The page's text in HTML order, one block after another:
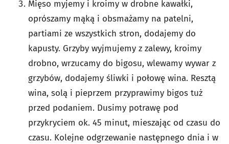
Mięso myjemy i kroimy w drobne kawałki,
oprószamy mąką i obsmażamy na patelni,
partiami ze wszystkich stron, dodajemy do
kapusty. Grzyby wyjmujemy z zalewy, kroimy
drobno, wrzucamy do bigosu, wlewamy wywar z
grzybów, dodajemy śliwki i połowę wina. Resztą
wina, solą i pieprzem przyprawimy bigos tuż
przed podaniem. Dusimy potrawę pod
przykryciem ok. 45 minut, mieszając od czasu do
czasu. Kolejne odgrzewanie następnego dnia i w